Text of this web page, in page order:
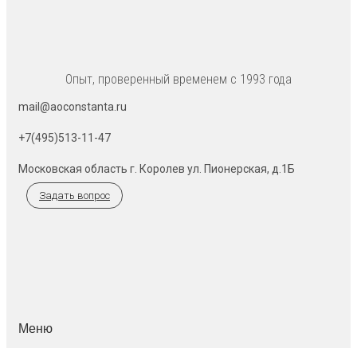
Опыт, проверенный временем с 1993 года
mail@aoconstanta.ru
+7(495)513-11-47
Московская область г. Королев ул. Пионерская, д.1Б
Задать вопрос
Меню